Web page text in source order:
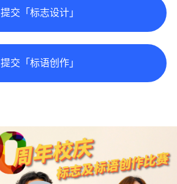
提交「标志设计」
提交「标语创作」